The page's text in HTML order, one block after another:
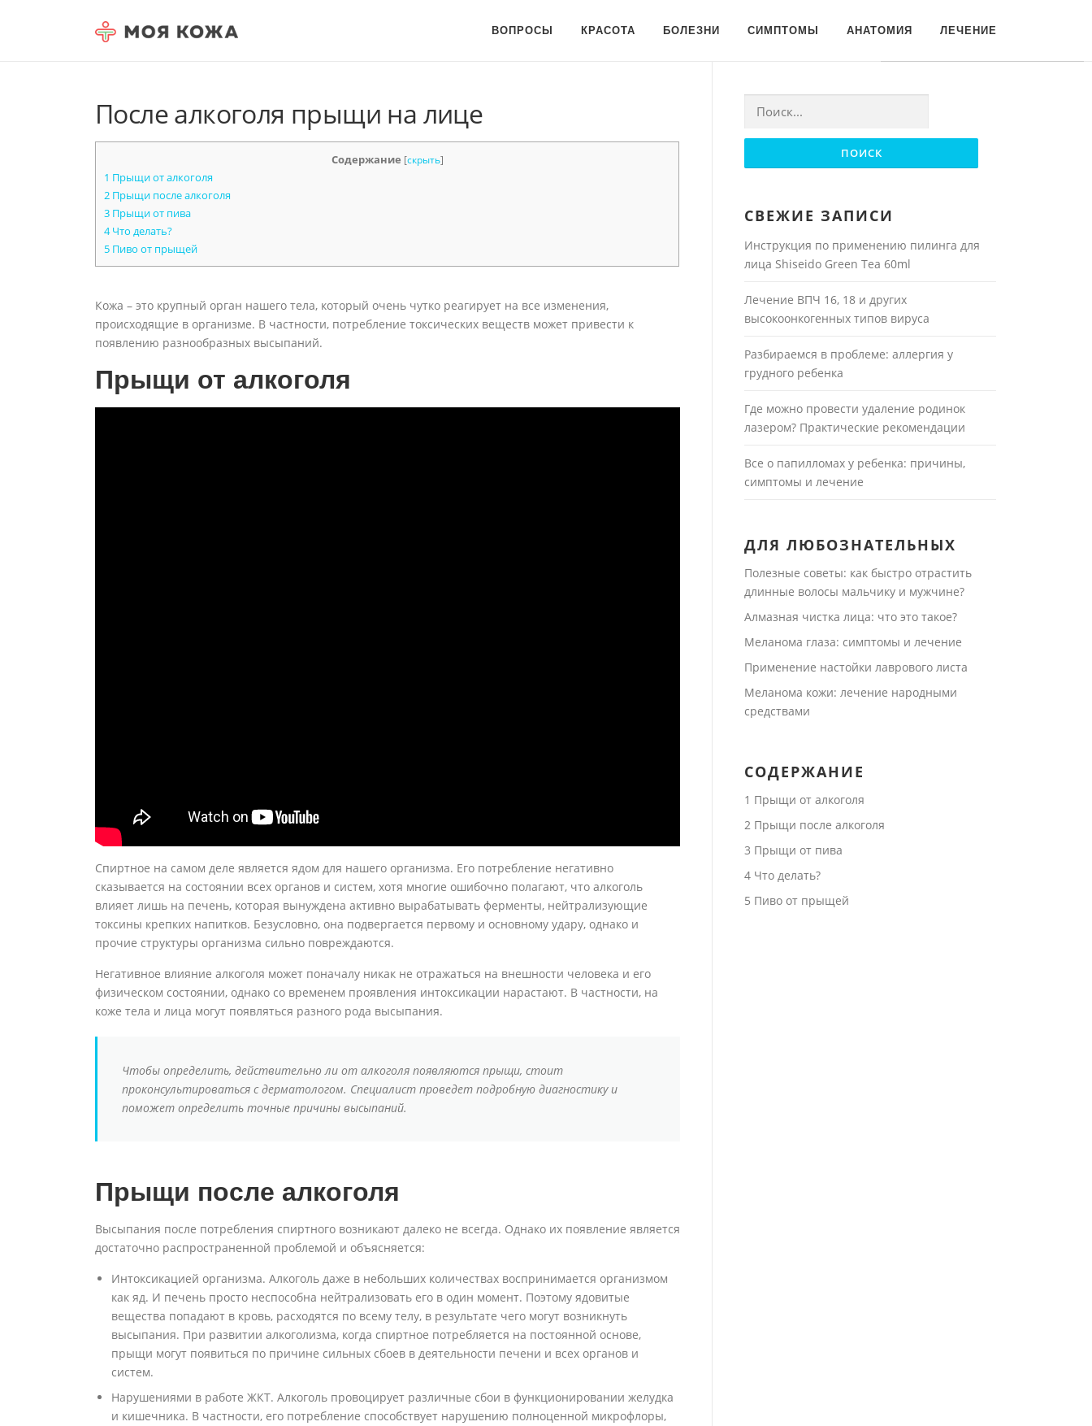
ВОПРОСЫ КРАСОТА БОЛЕЗНИ СИМПТОМЫ АНАТОМИЯ ЛЕЧЕНИЕ
После алкоголя прыщи на лице
Содержание [скрыть]
1 Прыщи от алкоголя
2 Прыщи после алкоголя
3 Прыщи от пива
4Что делать?
5 Пиво от прыщей
Кожа – это крупный орган нашего тела, который очень чутко реагирует на все изменения,
происходящие в организме. В частности, потребление токсических веществ может привести к
появлению разнообразных высыпаний.
Прыщи от алкоголя
Спиртное на самом деле является ядом для нашего организма. Его потребление негативно
сказывается на состоянии всех органов и систем, хотя многие ошибочно полагают, что алкоголь
влияет лишь на печень, которая вынуждена активно вырабатывать ферменты, нейтрализующие
токсины крепких напитков. Безусловно, она подвергается первому и основному удару, однако и
прочие структуры организма сильно повреждаются.
Негативное влияние алкоголя может поначалу никак не отражаться на внешности человека и его
физическом состоянии, однако со временем проявления интоксикации нарастают. В частности, на
коже тела и лица могут появляться разного рода высыпания.
Чтобы определить, действительно ли от алкоголя появляются прыщи, стоит
проконсультироваться с дерматологом. Специалист проведет подробную диагностику и
поможет определить точные причины высыпаний.
Прыщи после алкоголя
Высыпания после потребления спиртного возникают далеко не всегда. Однако их появление является
достаточно распространенной проблемой и объясняется:
Интоксикацией организма. Алкоголь даже в небольших количествах воспринимается организмом
как яд. И печень просто неспособна нейтрализовать его в один момент. Поэтому ядовитые
вещества попадают в кровь, расходятся по всему телу, в результате чего могут возникнуть
высыпания. При развитии алкоголизма, когда спиртное потребляется на постоянной основе,
прыщи могут появиться по причине сильных сбоев в деятельности печени и всех органов и
систем.
Нарушениями в работе ЖКТ. Алкоголь провоцирует различные сбои в функционировании желудка
и кишечника. В частности, его потребление способствует нарушению полноценной микрофлоры,
Найти:
СВЕЖИЕ ЗАПИСИ
Инструкция по применению пилинга для
лица Shiseido Green Tea 60ml
Лечение ВПЧ 16, 18 и других
высокоонкогенных типов вируса
Разбираемся в проблеме: аллергия у
грудного ребенка
Где можно провести удаление родинок
лазером? Практические рекомендации
Все о папилломах у ребенка: причины,
симптомы и лечение
ДЛЯ ЛЮБОЗНАТЕЛЬНЫХ
Полезные советы: как быстро отрастить
длинные волосы мальчику и мужчине?
Алмазная чистка лица: что это такое?
Меланома глаза: симптомы и лечение
Применение настойки лаврового листа
Меланома кожи: лечение народными
средствами
СОДЕРЖАНИЕ
1 Прыщи от алкоголя
2Прыщи после алкоголя
3 Прыщи от пива
4Что делать?
5 Пиво от прыщей
Для любых предложений по